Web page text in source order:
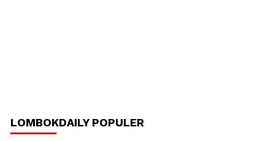
LOMBOKDAILY POPULER